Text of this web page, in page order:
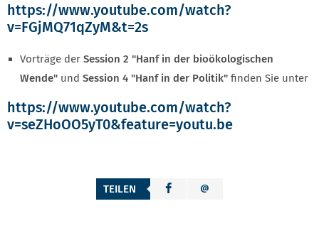
https://www.youtube.com/watch?
v=FGjMQ71qZyM&t=2s
Vorträge der Session 2 "Hanf in der bioökologischen
Wende" und Session 4 "Hanf in der Politik" finden Sie unter
https://www.youtube.com/watch?
v=seZHoOO5yT0&feature=youtu.be
TEILEN